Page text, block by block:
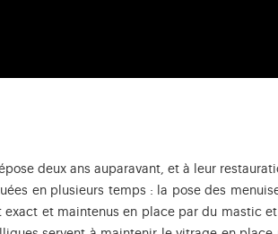
deux ans auparavant, et à leur
en plusieurs temps : la pose des
et maintenus en place par du mastic